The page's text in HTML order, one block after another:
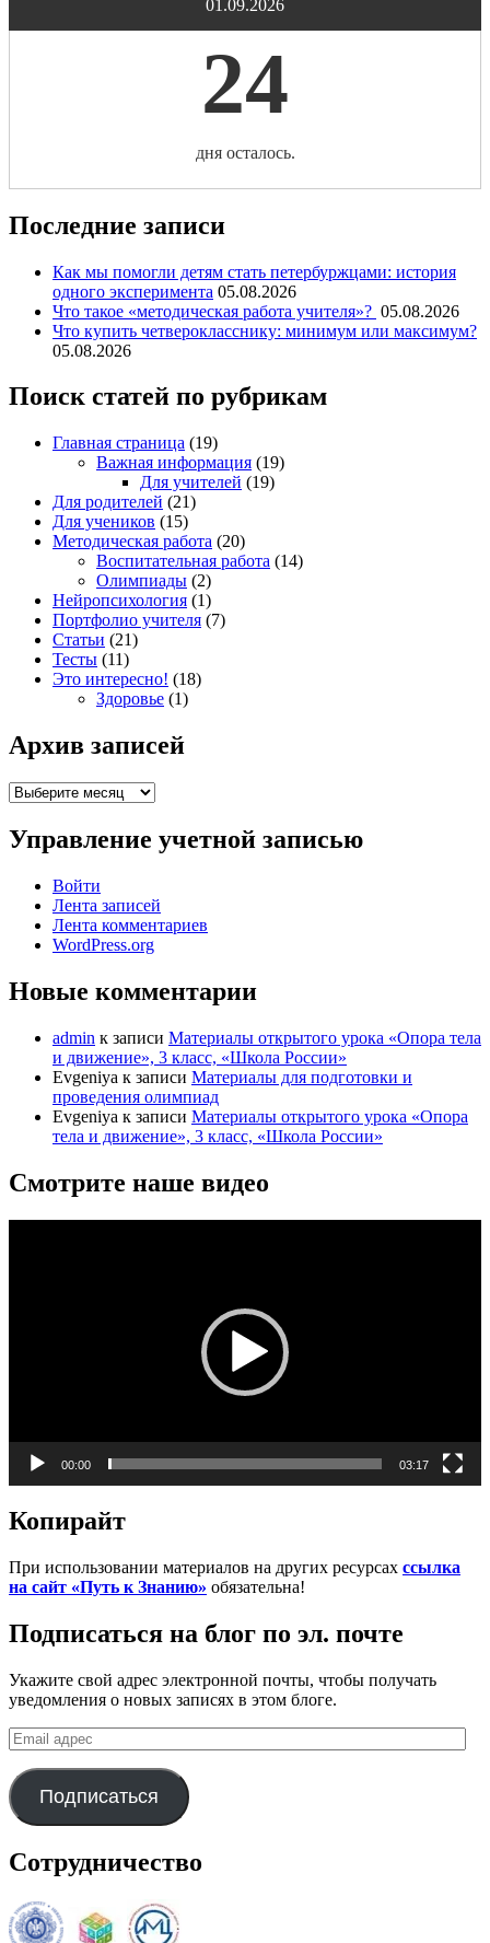
01.09.2026
24
дня осталось.
Последние записи
Как мы помогли детям стать петербуржцами: история
одного эксперимента 05.08.2026
Что такое «методическая работа учителя»? 05.08.2026
Что купить четверокласснику: минимум или максимум?
05.08.2026
Поиск статей по рубрикам
Главная страница (19)
Важная информация (19)
Для учителей (19)
Для родителей (21)
Для учеников (15)
Методическая работа (20)
Воспитательная работа (14)
Олимпиады (2)
Нейропсихология (1)
Портфолио учителя (7)
Статьи (21)
Тесты (11)
Это интересно! (18)
Здоровье (1)
Архив записей
Архив
Управление учетной записью
Войти
Лента записей
Лента комментариев
WordPress.org
Новые комментарии
admin к записи Материалы открытого урока «Опора тела
и движение», 3 класс, «Школа России»
Evgeniya к записи Материалы для подготовки и
проведения олимпиад
Evgeniya к записи Материалы открытого урока «Опора
тела и движение», 3 класс, «Школа России»
Смотрите наше видео
00:00 03:17
Копирайт
При использовании материалов на других ресурсах ссылка
на сайт «Путь к Знанию» обязательна!
Подписаться на блог по эл. почте
Укажите свой адрес электронной почты, чтобы получать
уведомления о новых записях в этом блоге.
Email
адрес
Подписаться
Сотрудничество